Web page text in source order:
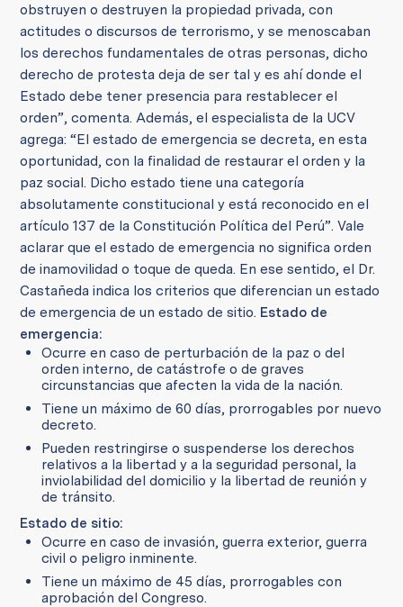
obstruyen o destruyen la propiedad privada, con
actitudes o discursos de terrorismo, y se menoscaban
los derechos fundamentales de otras personas, dicho
derecho de protesta deja de ser tal y es ahí donde el
Estado debe tener presencia para restablecer el
orden”, comenta. Además, el especialista de la UCV
agrega: “El estado de emergencia se decreta, en esta
oportunidad, con la finalidad de restaurar el orden y la
paz social. Dicho estado tiene una categoría
absolutamente constitucional y está reconocido en el
artículo 137 de la Constitución Política del Perú”. Vale
aclarar que el estado de emergencia no significa orden
de inamovilidad o toque de queda. En ese sentido, el Dr.
Castañeda indica los criterios que diferencian un estado
de emergencia de un estado de sitio. Estado de
emergencia:
Ocurre en caso de perturbación de la paz o del
orden interno, de catástrofe o de graves
circunstancias que afecten la vida de la nación.
Tiene un máximo de 60 días, prorrogables por nuevo
decreto.
Pueden restringirse o suspenderse los derechos
relativos a la libertad y a la seguridad personal, la
inviolabilidad del domicilio y la libertad de reunión y
de tránsito.
Estado de sitio:
Ocurre en caso de invasión, guerra exterior, guerra
civil o peligro inminente.
Tiene un máximo de 45 días, prorrogables con
aprobación del Congreso.